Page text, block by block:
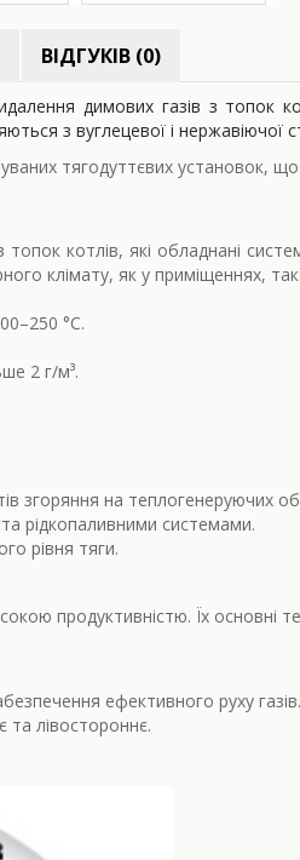
ВІДГУКІВ (0)
димових газів з топок
з вуглецевої і нержавіючої
тягодуттєвих установок,
котлів, які обладнані
клімату, як у приміщеннях, так
°С.
2 г/м³.
згоряння на теплогенеруючих
рідкопаливними системами.
рівня тяги.
продуктивністю. Їх основні
ефективного руху газів.
лівостороннє.